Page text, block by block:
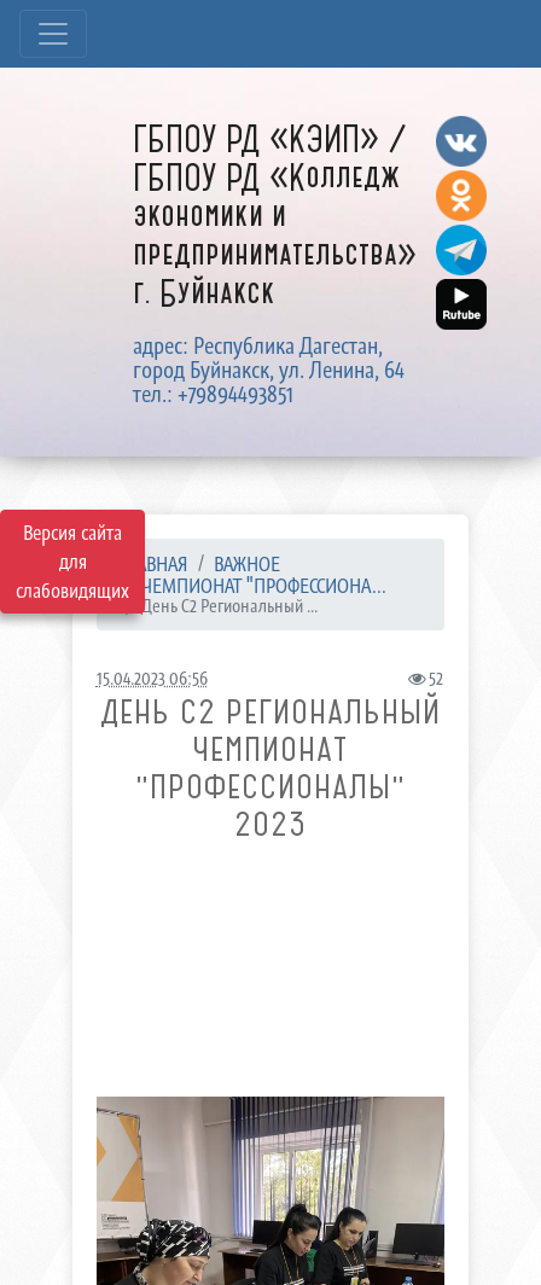
Версия сайта
для
слабовидящих
ГБПОУ РД «КЭИП» /
ГБПОУ РД «Колледж
экономики и
предпринимательства»
г. Буйнакск
адрес: Республика Дагестан,
город Буйнакск, ул. Ленина, 64
тел.: +79894493851
ГЛАВНАЯ
ВАЖНОЕ
ЧЕМПИОНАТ "ПРОФЕССИОНА...
День С2 Региональный ...
15.04.2023 06:56 52
ДЕНЬ С2 РЕГИОНАЛЬНЫЙ
ЧЕМПИОНАТ
"ПРОФЕССИОНАЛЫ"
2023